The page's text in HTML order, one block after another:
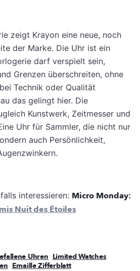
zeigt Krayon eine neue, noch
der Marke. Die Uhr ist ein
darf verspielt sein,
Grenzen überschreiten, ohne
Technik oder Qualität
das gelingt hier. Die
Kunstwerk, Zeitmesser und
Uhr für Sammler, die nicht nur
auch Persönlichkeit,
interessieren: Micro Monday:
Nuit des Étoiles
Uhren Limited Watches
Emaille Zifferblatt